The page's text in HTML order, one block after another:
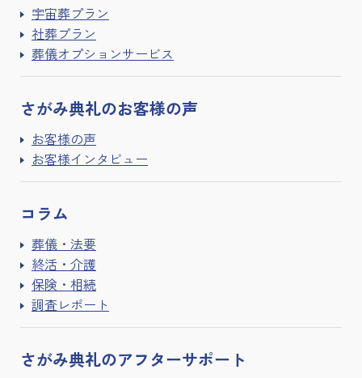
宇宙葬プラン
社葬プラン
葬儀オプションサービス
さがみ典礼のお客様の声
お客様の声
お客様インタビュー
コラム
葬儀・法要
終活・介護
保険・相続
調査レポート
さがみ典礼のアフターサポート